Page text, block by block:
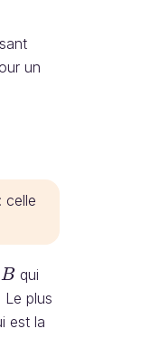
un
celle
B
Bqui
Le plus
est la